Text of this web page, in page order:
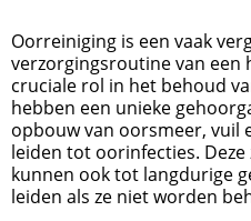
Oorreiniging is een vaak
verzorgingsroutine van een
cruciale rol in het behoud
hebben een unieke
opbouw van oorsmeer, vuil
leiden tot oorinfecties.
kunnen ook tot langdurige
leiden als ze niet worden